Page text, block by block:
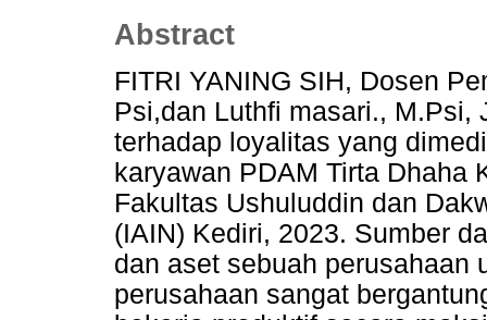
Abstract
FITRI YANING SIH, Dosen
Psi,dan Luthfi masari., M.Psi,
terhadap loyalitas yang
karyawan PDAM Tirta Dhaha
Fakultas Ushuluddin dan
(IAIN) Kediri, 2023. Sumber
dan aset sebuah perusahaan
perusahaan sangat